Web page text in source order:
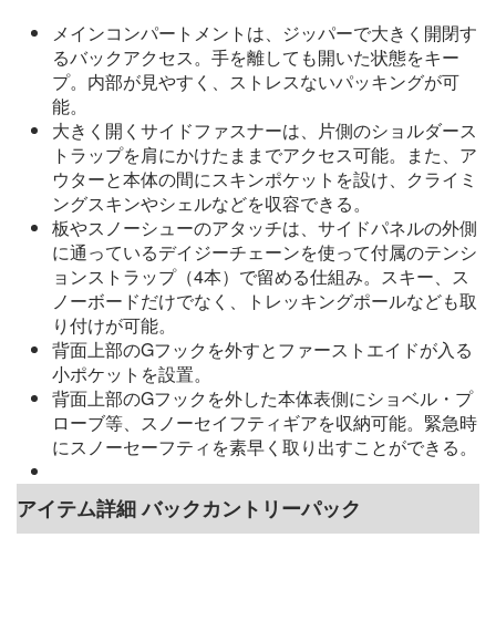
メインコンパートメントは、ジッパーで大きく開閉す
るバックアクセス。手を離しても開いた状態をキー
プ。内部が見やすく、ストレスないパッキングが可
能。
大きく開くサイドファスナーは、片側のショルダース
トラップを肩にかけたままでアクセス可能。また、ア
ウターと本体の間にスキンポケットを設け、クライミ
ングスキンやシェルなどを収容できる。
板やスノーシューのアタッチは、サイドパネルの外側
に通っているデイジーチェーンを使って付属のテンシ
ョンストラップ（4本）で留める仕組み。スキー、ス
ノーボードだけでなく、トレッキングポールなども取
り付けが可能。
背面上部のGフックを外すとファーストエイドが入る
小ポケットを設置。
背面上部のGフックを外した本体表側にショベル・プ
ローブ等、スノーセイフティギアを収納可能。緊急時
にスノーセーフティを素早く取り出すことができる。
アイテム詳細 バックカントリーパック